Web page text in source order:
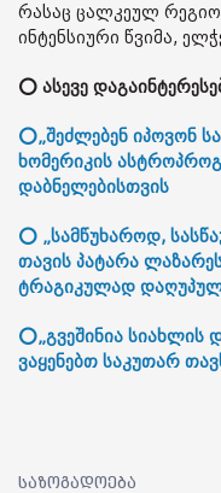
რასაც ცალკეულ
ინტენსიური წვიმა,
⭕ ასევე
⭕„შეძლებენ იპოვონ
ხომერიკის
დაბნელებისთვის
⭕ „სამწუხაროდ,
თავის პატარა
ტრაგიკულად
⭕„გვეშინია
ვაყენებთ საკუთარ
საზოგადოება